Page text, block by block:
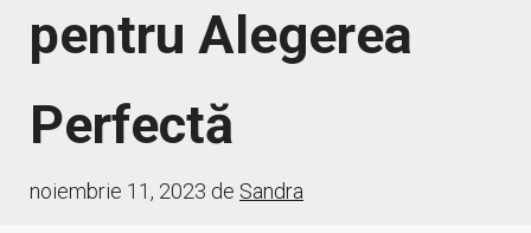
pentru Alegerea
Perfectă
noiembrie 11, 2023 de Sandra